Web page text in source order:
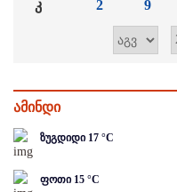
კ 2 9
ამინდი
ზუგდიდი 17 °C
ფოთი 15 °C